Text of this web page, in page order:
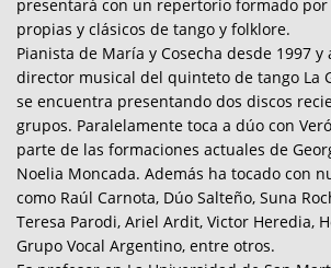
presentará con un repertorio formado por
propias y clásicos de tango y folklore.
Pianista de María y Cosecha desde 1997
director musical del quinteto de tango La
se encuentra presentando dos discos
grupos. Paralelamente toca a dúo con
parte de las formaciones actuales de
Noelia Moncada. Además ha tocado con
como Raúl Carnota, Dúo Salteño, Suna
Teresa Parodi, Ariel Ardit, Victor Heredia,
Grupo Vocal Argentino, entre otros.